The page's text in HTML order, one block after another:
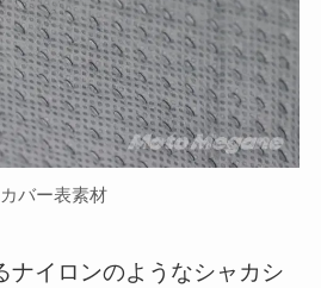
カバー表素材
ナイロンのようなシャカシ